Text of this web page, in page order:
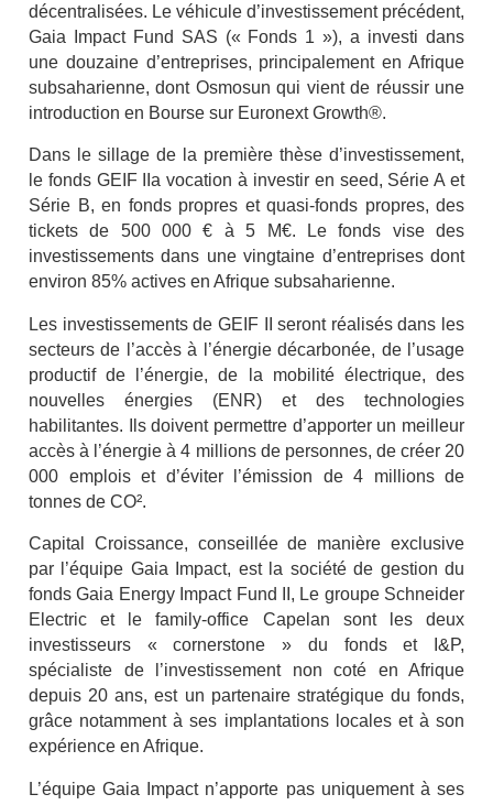
décentralisées. Le véhicule d’investissement précédent,
Gaia Impact Fund SAS (« Fonds 1 »), a investi dans
une douzaine d’entreprises, principalement en Afrique
subsaharienne, dont Osmosun qui vient de réussir une
introduction en Bourse sur Euronext Growth®.
Dans le sillage de la première thèse d’investissement,
le fonds GEIF IIa vocation à investir en seed, Série A et
Série B, en fonds propres et quasi-fonds propres, des
tickets de 500 000 € à 5 M€. Le fonds vise des
investissements dans une vingtaine d’entreprises dont
environ 85% actives en Afrique subsaharienne.
Les investissements de GEIF II seront réalisés dans les
secteurs de l’accès à l’énergie décarbonée, de l’usage
productif de l’énergie, de la mobilité électrique, des
nouvelles énergies (ENR) et des technologies
habilitantes. Ils doivent permettre d’apporter un meilleur
accès à l’énergie à 4 millions de personnes, de créer 20
000 emplois et d’éviter l’émission de 4 millions de
tonnes de CO².
Capital Croissance, conseillée de manière exclusive
par l’équipe Gaia Impact, est la société de gestion du
fonds Gaia Energy Impact Fund II, Le groupe Schneider
Electric et le family-office Capelan sont les deux
investisseurs « cornerstone » du fonds et I&P,
spécialiste de l’investissement non coté en Afrique
depuis 20 ans, est un partenaire stratégique du fonds,
grâce notamment à ses implantations locales et à son
expérience en Afrique.
L’équipe Gaia Impact n’apporte pas uniquement à ses